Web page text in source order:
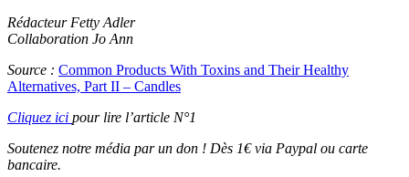
Rédacteur Fetty Adler
Collaboration Jo Ann
Source : Common Products With Toxins and Their Healthy
Alternatives, Part II – Candles
Cliquez ici pour lire l’article N°1
Soutenez notre média par un don ! Dès 1€ via Paypal ou carte
bancaire.